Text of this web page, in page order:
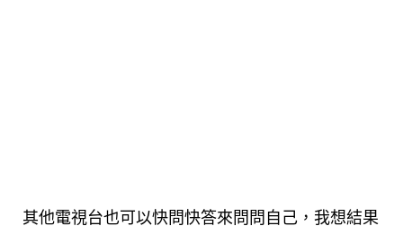
其他電視台也可以快問快答來問問自己，我想結果